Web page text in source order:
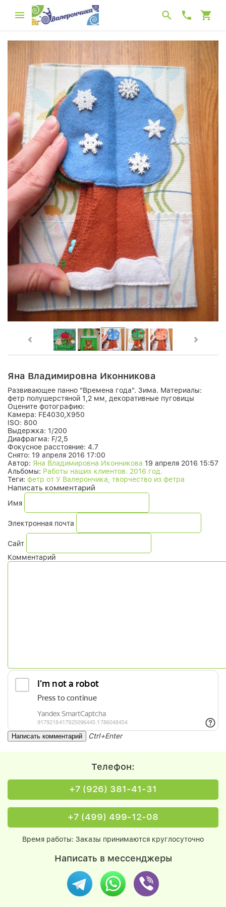
Яна Владимировна Иконникова
Развивающее панно "Времена года". Зима. Материалы:
фетр полушерстяной 1,2 мм, декоративные пуговицы
Оцените фотографию:
Камера: FE4030,X950
ISO: 800
Выдержка: 1/200
Диафрагма: F/2,5
Фокусное расстояние: 4.7
Снято: 19 апреля 2016 17:00
Автор: Яна Владимировна Иконникова 19 апреля 2016 15:57
Альбомы: Работы наших клиентов. 2016 год.
Теги: фетр от У Валерончика, творчество из фетра
Написать комментарий
Имя
Электронная почта
Сайт
Комментарий
Ctrl+Enter
Телефон:
+7 (926) 381-41-31
+7 (499) 499-12-08
Время работы: Заказы принимаются круглосуточно
Написать в мессенджеры